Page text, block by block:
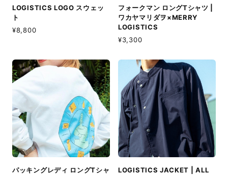
LOGISTICS LOGO スウェッ
ト
¥8,800
フォークマン ロングTシャツ |
ワカヤマリダヲ×MERRY
LOGISTICS
¥3,300
パッキングレディ ロングTシャ
LOGISTICS JACKET | ALL